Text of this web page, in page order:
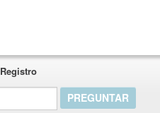
Registro